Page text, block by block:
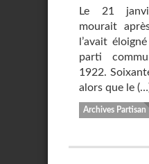
Le 21
mourait
l’avait
parti
1922.
alors que le
Archives Partisan